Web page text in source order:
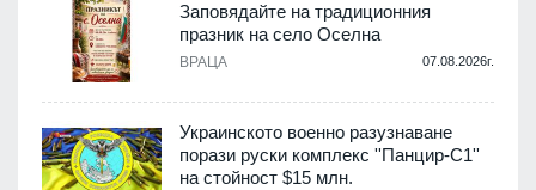
Заповядайте на традиционния
празник на село Оселна
ВРАЦА 07.08.2026г.
Украинското военно разузнаване
порази руски комплекс ''Панцир-С1''
на стойност $15 млн.